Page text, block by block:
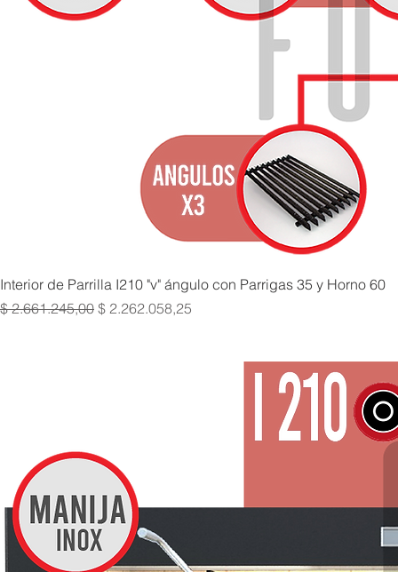
Interior de Parrilla I210 "v" ángulo con Parrigas 35 y Horno 60
Precio
$ 2.661.245,00 Precio de oferta
$ 2.262.058,25